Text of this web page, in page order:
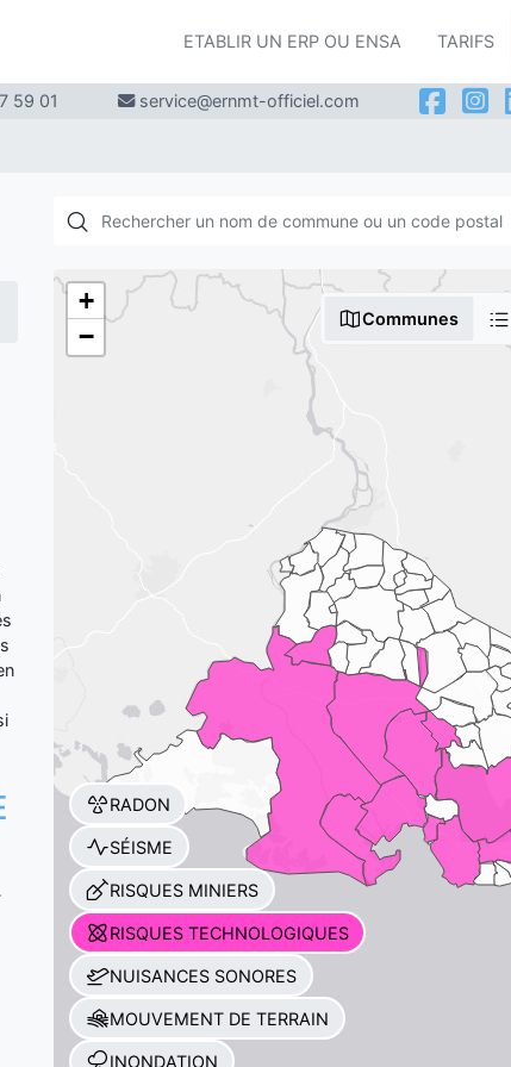
ETABLIR UN ERP OU ENSA TARIFS
59 01 service@ernmt-officiel.com
Communes
+
−
RADON
SÉISME
RISQUES MINIERS
RISQUES TECHNOLOGIQUES
NUISANCES SONORES
MOUVEMENT DE TERRAIN
INONDATION